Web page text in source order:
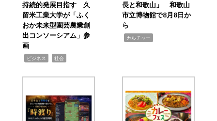
持続的発展目指す 久
留米工業大学が「ふく
おか未来型園芸農業創
出コンソーシアム」参
画
ビジネス 社会
長と和歌山」 和歌山
市立博物館で8月8日か
ら
カルチャー